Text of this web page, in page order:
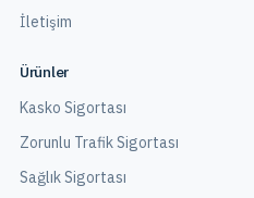
İletişim
Ürünler
Kasko Sigortası
Zorunlu Trafik Sigortası
Sağlık Sigortası